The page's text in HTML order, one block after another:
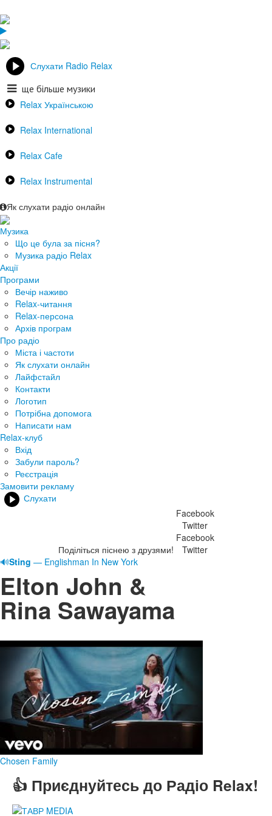
Слухати Radio Relax
ще більше музики
Relax Українською
Relax International
Relax Cafe
Relax Instrumental
Як слухати радіо онлайн
Музика
Що це була за пісня?
Музика радіо Relax
Акції
Програми
Вечір наживо
Relax-читання
Relax-персона
Архів програм
Про радіо
Міста і частоти
Як слухати онлайн
Лайфстайл
Контакти
Логотип
Потрібна допомога
Написати нам
Relax-клуб
Вхід
Забули пароль?
Реєстрація
Замовити рекламу
Слухати
Поділіться піснею з друзями!
Facebook
Twitter
Facebook
Twitter
🔊Sting — Englishman In New York
Elton John &
Rina Sawayama
Chosen Family
👍 Приєднуйтесь до Радіо Relax!